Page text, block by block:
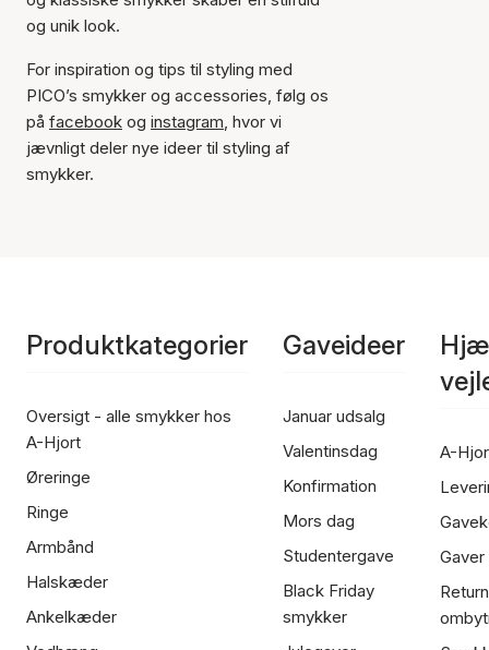
og unik look.
For inspiration og tips til styling med
PICO’s smykker og accessories, følg os
på facebook og instagram, hvor vi
jævnligt deler nye ideer til styling af
smykker.
Produktkategorier
Oversigt - alle smykker hos
A-Hjort
Øreringe
Ringe
Armbånd
Halskæder
Ankelkæder
Gaveideer
Januar udsalg
Valentinsdag
Konfirmation
Mors dag
Studentergave
Black Friday
smykker
A-